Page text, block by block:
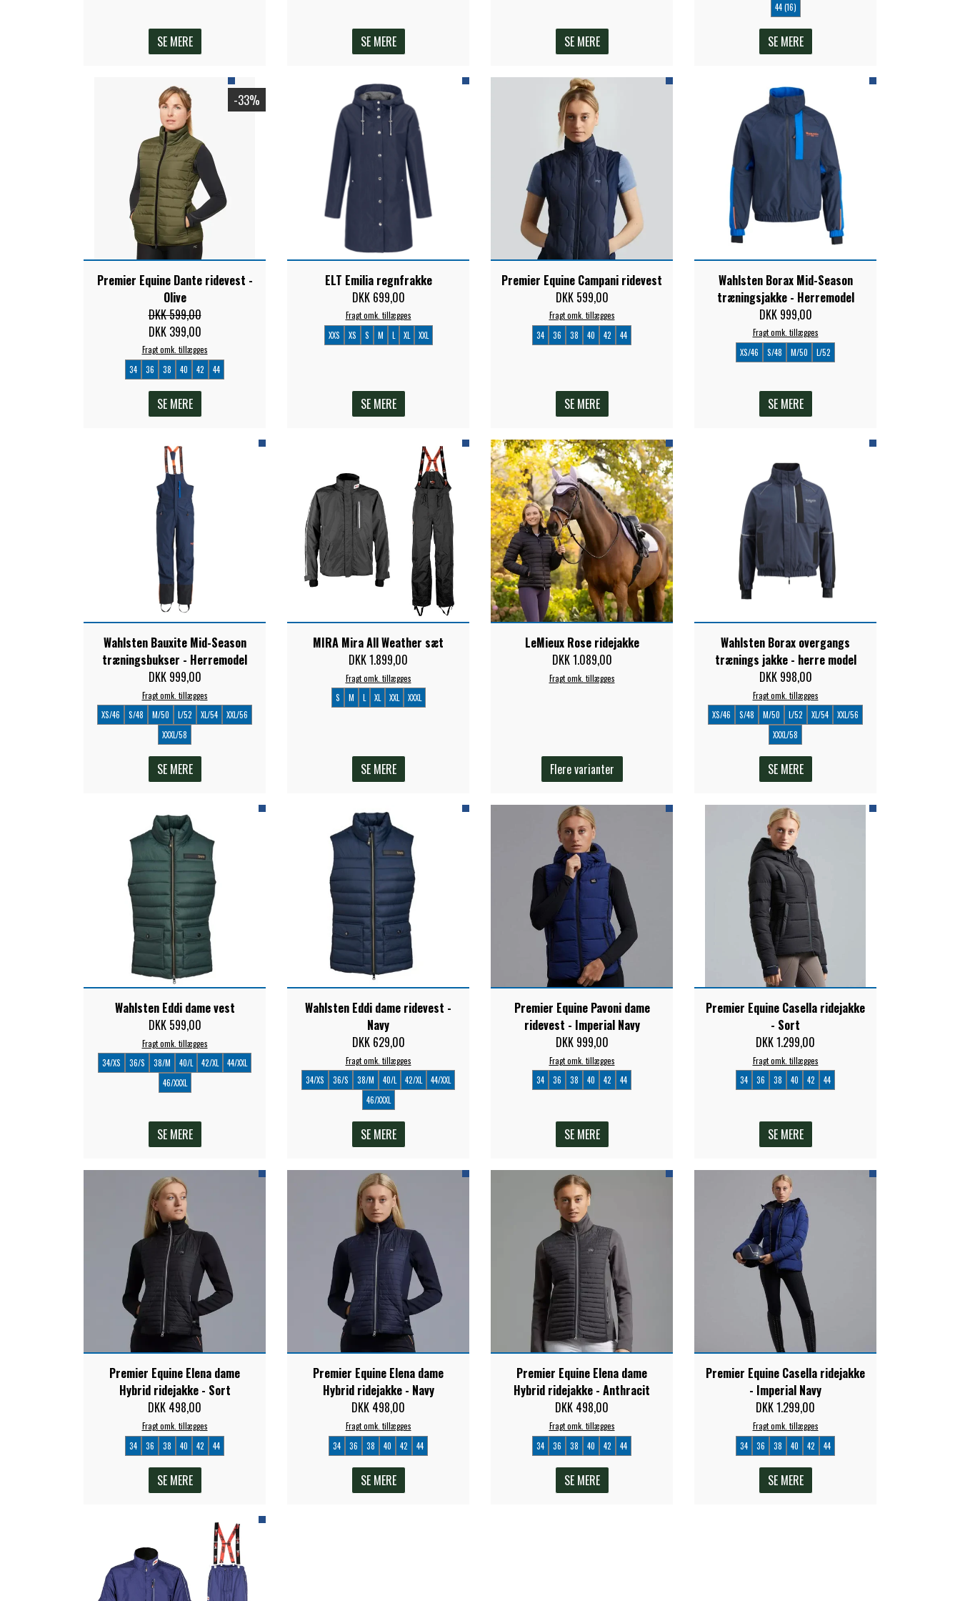
WAHLSTEN
ZILCO
QHP -BRANDS OF Q
PREMIER EQUINE INSEKTBESKYTTELSE
SE MERE SE MERE SE MERE
44 (16)
SE MERE
-33%
Premier Equine Dante ridevest -
Olive
DKK 599,00
DKK 399,00
Fragt omk. tillægges
34
36 38 40 42 44
SE MERE
ELT Emilia regnfrakke
DKK 699,00
Fragt omk. tillægges
XXS
XS S M L XL XXL
SE MERE
Premier Equine Campani ridevest
DKK 599,00
Fragt omk. tillægges
34
36 38 40 42 44
SE MERE
Wahlsten Borax Mid-Season
træningsjakke - Herremodel
DKK 999,00
Fragt omk. tillægges
XS/46
S/48 M/50 L/52
SE MERE
Wahlsten Bauxite Mid-Season
træningsbukser - Herremodel
DKK 999,00
Fragt omk. tillægges
XS/46
S/48 M/50 L/52 XL/54
XXL/56
XXXL/58
SE MERE
MIRA Mira All Weather sæt
DKK 1.899,00
Fragt omk. tillægges
S
M L XL XXL XXXL
SE MERE
LeMieux Rose ridejakke
DKK 1.089,00
Fragt omk. tillægges
Flere varianter
Wahlsten Borax overgangs
trænings jakke - herre model
DKK 998,00
Fragt omk. tillægges
XS/46
S/48 M/50 L/52 XL/54
XXL/56
XXXL/58
SE MERE
Wahlsten Eddi dame vest
DKK 599,00
Fragt omk. tillægges
34/XS
36/S 38/M 40/L 42/XL
44/XXL
46/XXXL
SE MERE
Wahlsten Eddi dame ridevest -
Navy
DKK 629,00
Fragt omk. tillægges
34/XS
36/S 38/M 40/L 42/XL
44/XXL
46/XXXL
SE MERE
Premier Equine Pavoni dame
ridevest - Imperial Navy
DKK 999,00
Fragt omk. tillægges
34
36 38 40 42 44
SE MERE
Premier Equine Casella ridejakke
- Sort
DKK 1.299,00
Fragt omk. tillægges
34
36 38 40 42 44
SE MERE
Premier Equine Elena dame
Hybrid ridejakke - Sort
DKK 498,00
Fragt omk. tillægges
34
36 38 40 42 44
SE MERE
Premier Equine Elena dame
Hybrid ridejakke - Navy
DKK 498,00
Fragt omk. tillægges
34
36 38 40 42 44
SE MERE
Premier Equine Elena dame
Hybrid ridejakke - Anthracit
DKK 498,00
Fragt omk. tillægges
34
36 38 40 42 44
SE MERE
Premier Equine Casella ridejakke
- Imperial Navy
DKK 1.299,00
Fragt omk. tillægges
34
36 38 40 42 44
SE MERE